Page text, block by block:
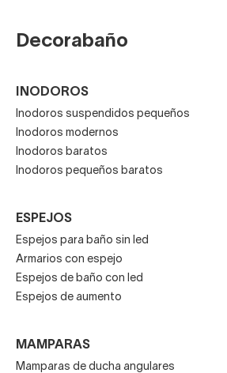
Decorabaño
INODOROS
Inodoros suspendidos pequeños
Inodoros modernos
Inodoros baratos
Inodoros pequeños baratos
ESPEJOS
Espejos para baño sin led
Armarios con espejo
Espejos de baño con led
Espejos de aumento
MAMPARAS
Mamparas de ducha angulares